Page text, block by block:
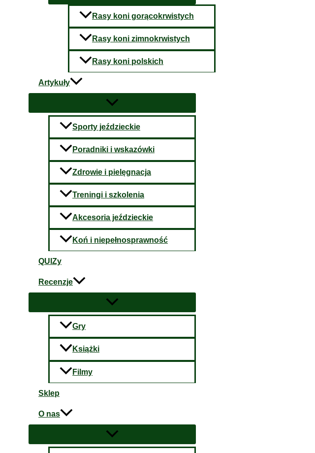
Rasy koni gorącokrwistych
Rasy koni zimnokrwistych
Rasy koni polskich
Artykuły
Sporty jeździeckie
Poradniki i wskazówki
Zdrowie i pielęgnacja
Treningi i szkolenia
Akcesoria jeździeckie
Koń i niepełnosprawność
QUIZy
Recenzje
Gry
Książki
Filmy
Sklep
O nas